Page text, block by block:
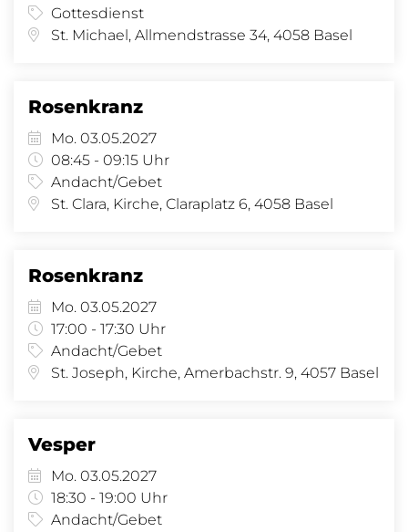
Gottesdienst
St. Michael, Allmendstrasse 34, 4058 Basel
Rosenkranz
Mo. 03.05.2027
08:45 - 09:15 Uhr
Andacht/Gebet
St. Clara, Kirche, Claraplatz 6, 4058 Basel
Rosenkranz
Mo. 03.05.2027
17:00 - 17:30 Uhr
Andacht/Gebet
St. Joseph, Kirche, Amerbachstr. 9, 4057 Basel
Vesper
Mo. 03.05.2027
18:30 - 19:00 Uhr
Andacht/Gebet